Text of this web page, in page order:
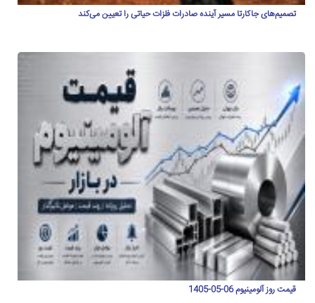
تصمیم‌های جاکارتا مسیر آینده صادرات فلزات حیاتی را تعیین می‌کند
قیمت روز آلومینیوم 06-05-1405